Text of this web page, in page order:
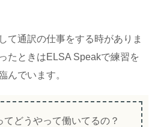
て通訳の仕事をする時がありま
たときはELSA Speakで練習を
んでいます。
どうやって働いてるの？